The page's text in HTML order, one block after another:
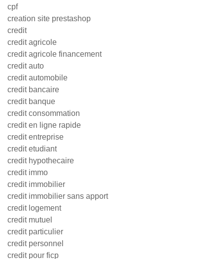
cpf
creation site prestashop
credit
credit agricole
credit agricole financement
credit auto
credit automobile
credit bancaire
credit banque
credit consommation
credit en ligne rapide
credit entreprise
credit etudiant
credit hypothecaire
credit immo
credit immobilier
credit immobilier sans apport
credit logement
credit mutuel
credit particulier
credit personnel
credit pour ficp